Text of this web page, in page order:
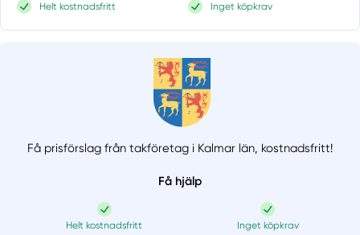
Helt kostnadsfritt Inget köpkrav
Få prisförslag från takföretag i Kalmar län, kostnadsfritt!
Få hjälp
Helt kostnadsfritt Inget köpkrav